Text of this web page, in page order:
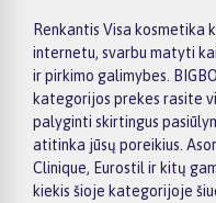
Renkantis Visa kosmetika
internetu, svarbu matyti
ir pirkimo galimybes.
kategorijos prekes rasite
palyginti skirtingus
atitinka jūsų poreikius.
Clinique, Eurostil ir kitų
kiekis šioje kategorijoje